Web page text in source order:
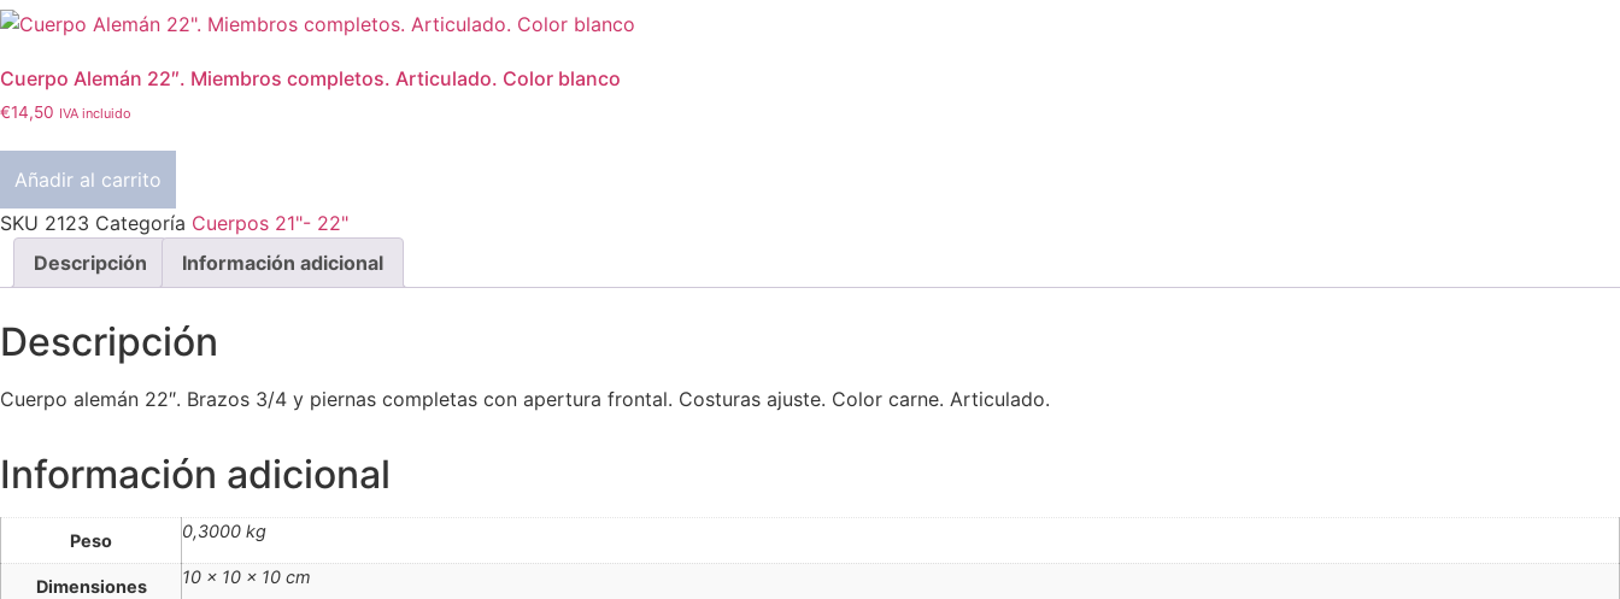
Cuerpo Alemán 22″. Miembros completos. Articulado. Color blanco
€14,50 IVA incluido
Añadir al carrito
SKU 2123 Categoría Cuerpos 21"- 22"
Descripción
Información adicional
Descripción
Cuerpo alemán 22″. Brazos 3/4 y piernas completas con apertura frontal. Costuras ajuste. Color carne. Articulado.
Información adicional
Peso 0,3000 kg
Dimensiones 10 × 10 × 10 cm